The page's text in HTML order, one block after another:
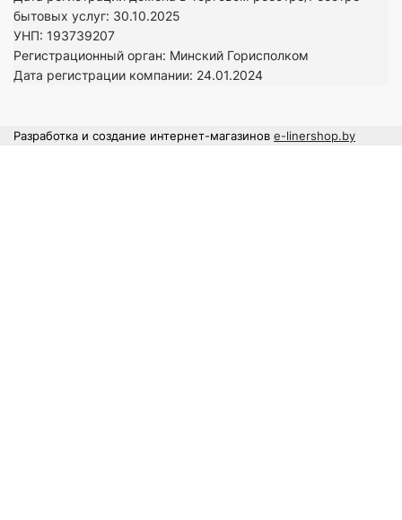
бытовых услуг: 30.10.2025
УНП: 193739207
Регистрационный орган: Минский Горисполком
Дата регистрации компании: 24.01.2024
Разработка и создание интернет-магазинов e-linershop.by